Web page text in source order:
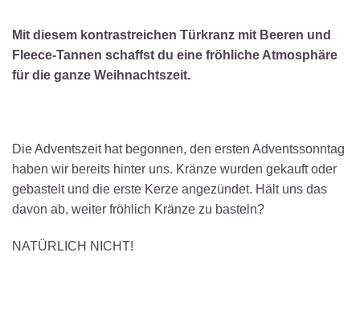
Mit diesem kontrastreichen Türkranz mit Beeren und
Fleece-Tannen schaffst du eine fröhliche Atmosphäre
für die ganze Weihnachtszeit.
Die Adventszeit hat begonnen, den ersten Adventssonntag
haben wir bereits hinter uns. Kränze wurden gekauft oder
gebastelt und die erste Kerze angezündet. Hält uns das
davon ab, weiter fröhlich Kränze zu basteln?
NATÜRLICH NICHT!